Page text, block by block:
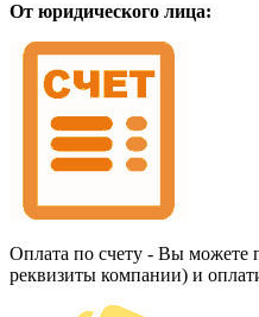
От юридического лица:
Оплата по счету - Вы можете
реквизиты компании) и